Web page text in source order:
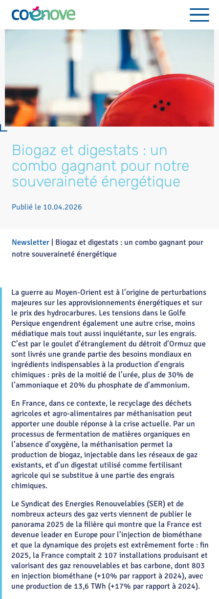
Biogaz et digestats : un
combo gagnant pour notre
souveraineté énergétique
Publié le 10.04.2026
Newsletter
Biogaz et digestats : un combo gagnant pour
notre souveraineté énergétique
La guerre au Moyen-Orient est à l’origine de perturbations
majeures sur les approvisionnements énergétiques et sur
le prix des hydrocarbures. Les tensions dans le Golfe
Persique engendrent également une autre crise, moins
médiatique mais tout aussi inquiétante, sur les engrais.
C’est par le goulet d’étranglement du détroit d’Ormuz que
sont livrés une grande partie des besoins mondiaux en
ingrédients indispensables à la production d’engrais
chimiques : près de la moitié de l’urée, plus de 30% de
l’ammoniaque et 20% du phosphate de d’ammonium.
En France, dans ce contexte, le recyclage des déchets
agricoles et agro-alimentaires par méthanisation peut
apporter une double réponse à la crise actuelle. Par un
processus de fermentation de matières organiques en
l’absence d’oxygène, la méthanisation permet la
production de biogaz, injectable dans les réseaux de gaz
existants, et d’un digestat utilisé comme fertilisant
agricole qui se substitue à une partie des engrais
chimiques.
Le Syndicat des Energies Renouvelables (SER) et de
nombreux acteurs des gaz verts viennent de publier le
panorama 2025 de la filière qui montre que la France est
devenue leader en Europe pour l’injection de biométhane
et que la dynamique des projets est extrêmement forte : fin
2025, la France comptait 2 107 installations produisant et
valorisant des gaz renouvelables et bas carbone, dont 803
en injection biométhane (+10% par rapport à 2024), avec
une production de 13,6 TWh (+17% par rapport à 2024).